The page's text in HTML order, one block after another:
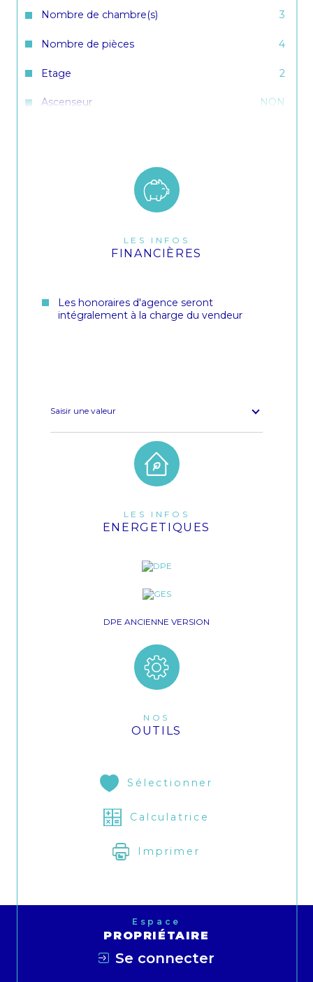
Nombre de chambre(s) 3
Nombre de pièces 4
Etage 2
Ascenseur
NON
Type de chauffage
Terrasse
LES INFOS
FINANCIÈRES
Les honoraires d'agence seront
intégralement à la charge du vendeur
Saisir une valeur
LES INFOS
ENERGETIQUES
DPE ANCIENNE VERSION
NOS
OUTILS
Sélectionner
Calculatrice
Imprimer
Espace
PROPRIÉTAIRE
Se connecter